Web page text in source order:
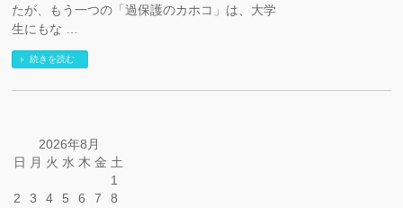
たが、もう一つの「過保護のカホコ」は、大学
生にもな …
続きを読む
2026年8月
日 月 火 水 木 金 土
1
2
3 4 5 6 7
8